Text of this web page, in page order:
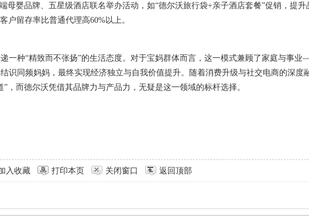
母婴品牌、五星级酒店联名举办活动，如“德尔沃旅行袋+亲子酒店套餐”促销，提升
户留存率比普通代理高60%以上。
一种“精致而不张扬”的生活态度。对于宝妈群体而言，这一模式兼顾了家庭与事
识同频妈妈，最终实现经济独立与自我价值提升。随着消费升级与社交电商的深度
，而德尔沃凭借其品牌力与产品力，无疑是这一领域的标杆选择。
入收藏 打印本页 关闭窗口 返回顶部